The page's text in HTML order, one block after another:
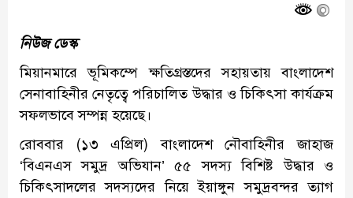
নিউজ ডেস্ক
মিয়ানমারে ভূমিকম্পে ক্ষতিগ্রস্তদের সহায়তায় বাংলাদেশ
সেনাবাহিনীর নেতৃত্বে পরিচালিত উদ্ধার ও চিকিৎসা কার্যক্রম
সফলভাবে সম্পন্ন হয়েছে।
রোববার (১৩ এপ্রিল) বাংলাদেশ নৌবাহিনীর জাহাজ
‘বিএনএস সমুদ্র অভিযান’ ৫৫ সদস্য বিশিষ্ট উদ্ধার ও
চিকিৎসাদলের সদস্যদের নিয়ে ইয়াঙ্গুন সমুদ্রবন্দর ত্যাগ